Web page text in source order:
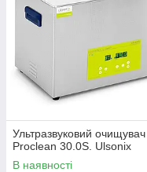
Ультразвуковий очищувач
Proclean 30.0S. Ulsonix
В наявності